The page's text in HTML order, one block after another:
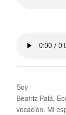
Soy
Beatriz Palá,
vocación. Mi